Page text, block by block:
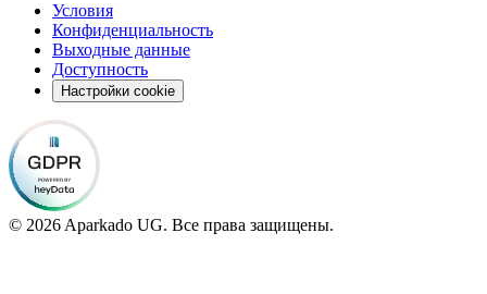
Условия
Конфиденциальность
Выходные данные
Доступность
Настройки cookie
© 2026 Aparkado UG. Все права защищены.